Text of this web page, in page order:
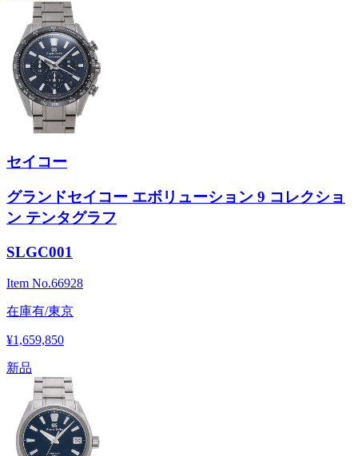
セイコー
グランドセイコー エボリューション 9 コレクショ
ン テンタグラフ
SLGC001
Item No.66928
在庫有/東京
¥1,659,850
新品